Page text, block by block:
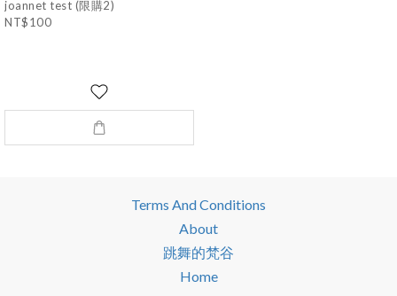
joannet test (限購2)
NT$100
Terms And Conditions
About
跳舞的梵谷
Home